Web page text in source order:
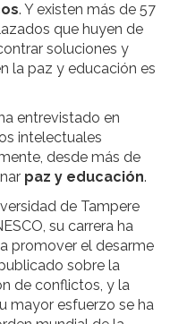
. Y existen más de 57
que huyen de
soluciones y
la paz y educación es
entrevistado en
intelectuales
desde más de
paz y educación.
de Tampere
su carrera ha
promover el desarme
sobre la
de conflictos, y la
mayor esfuerzo se ha